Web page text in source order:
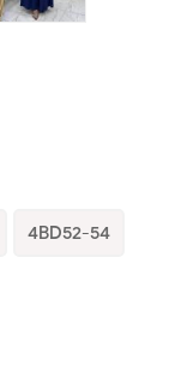
4BD52-54